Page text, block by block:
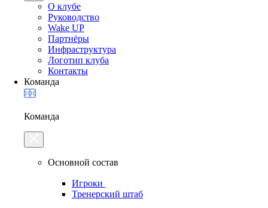
О клубе
Руководство
Wake UP
Партнёры
Инфраструктура
Логотип клуба
Контакты
Команда
Команда
Основной состав
Игроки
Тренерский штаб